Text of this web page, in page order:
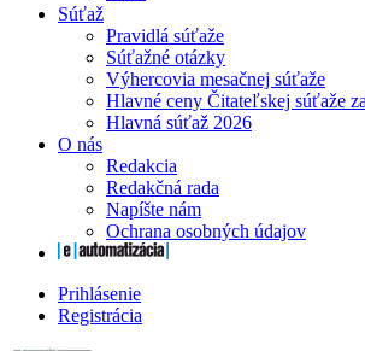
Súťaž
Pravidlá súťaže
Súťažné otázky
Výhercovia mesačnej súťaže
Hlavné ceny Čitateľskej súťaže
Hlavná súťaž 2026
O nás
Redakcia
Redakčná rada
Napíšte nám
Ochrana osobných údajov
Prihlásenie
Registrácia